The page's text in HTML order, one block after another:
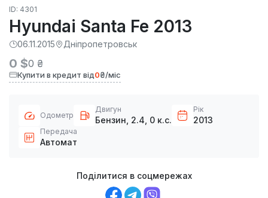
ID: 4301
Hyundai Santa Fe 2013
06.11.2015 Дніпропетровськ
0 $0 ₴
Купити в кредит від0₴/міс
Одометр
Двигун
Бензин, 2.4, 0 к.с.
Рік
2013
Передача
Автомат
Поділитися в соцмережах